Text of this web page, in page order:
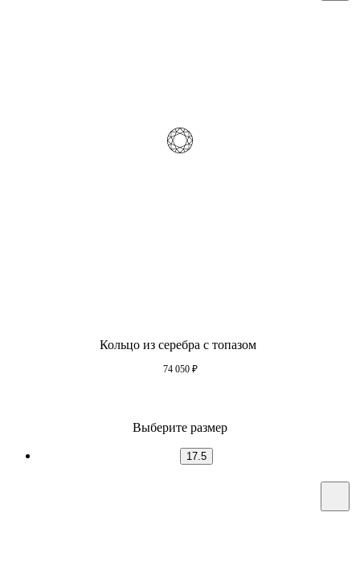
Кольцо из серебра с топазом
74 050 ₽
Выберите размер
17.5